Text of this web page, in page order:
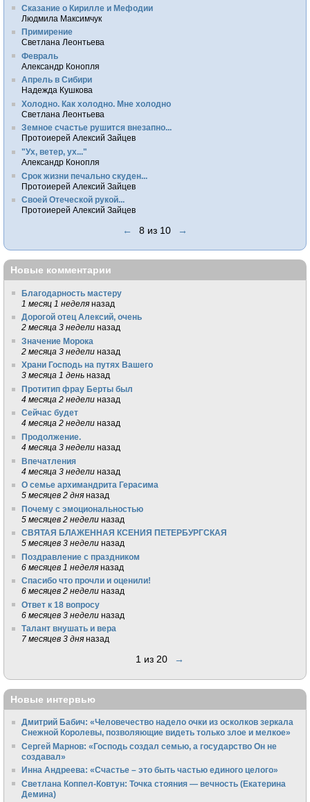
Сказание о Кирилле и Мефодии
Людмила Максимчук
Примирение
Светлана Леонтьева
Февраль
Александр Конопля
Апрель в Сибири
Надежда Кушкова
Холодно. Как холодно. Мне холодно
Светлана Леонтьева
Земное счастье рушится внезапно...
Протоиерей Алексий Зайцев
"Ух, ветер, ух..."
Александр Конопля
Срок жизни печально скуден...
Протоиерей Алексий Зайцев
Своей Отеческой рукой...
Протоиерей Алексий Зайцев
← 8 из 10 →
Новые комментарии
Благодарность мастеру
1 месяц 1 неделя назад
Дорогой отец Алексий, очень
2 месяца 3 недели назад
Значение Морока
2 месяца 3 недели назад
Храни Господь на путях Вашего
3 месяца 1 день назад
Протитип фрау Берты был
4 месяца 2 недели назад
Сейчас будет
4 месяца 2 недели назад
Продолжение.
4 месяца 3 недели назад
Впечатления
4 месяца 3 недели назад
О семье архимандрита Герасима
5 месяцев 2 дня назад
Почему с эмоциональностью
5 месяцев 2 недели назад
СВЯТАЯ БЛАЖЕННАЯ КСЕНИЯ ПЕТЕРБУРГСКАЯ
5 месяцев 3 недели назад
Поздравление с праздником
6 месяцев 1 неделя назад
Спасибо что прочли и оценили!
6 месяцев 2 недели назад
Ответ к 18 вопросу
6 месяцев 3 недели назад
Талант внушать и вера
7 месяцев 3 дня назад
1 из 20 →
Новые интервью
Дмитрий Бабич: «Человечество надело очки из осколков зеркала
Снежной Королевы, позволяющие видеть только злое и мелкое»
Сергей Марнов: «Господь создал семью, а государство Он не
создавал»
Инна Андреева: «Счастье – это быть частью единого целого»
Светлана Коппел-Ковтун: Точка стояния — вечность (Екатерина
Демина)